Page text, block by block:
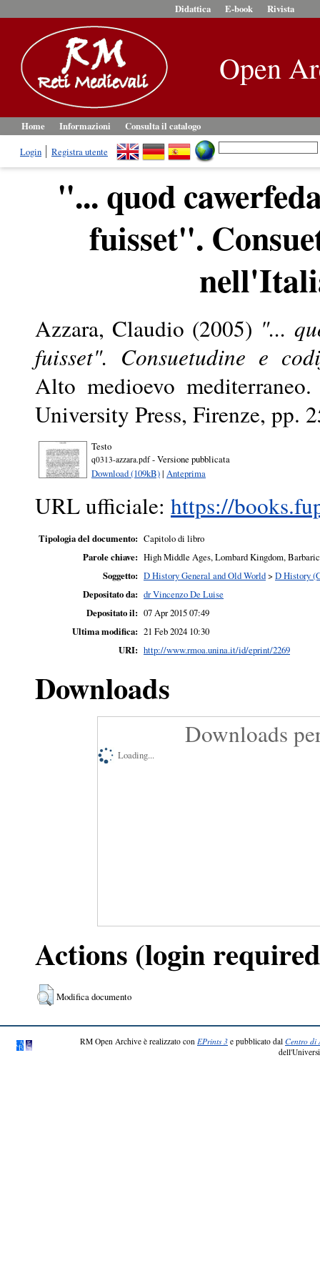
Didattica E-book Rivista
Open
Home Informazioni
Consulta il catalogo
Login
Registra utente
"... quod
fuisset".
Azzara, Claudio (2005) "...
fuisset". Consuetudine e
Alto medioevo
University Press, Firenze, pp.
Testo
q0313-azzara.pdf- Versione pubblicata
Download (109kB)| Anteprima
URL ufficiale: https://
Tipologia del documento: Capitolo di libro
Parole chiave: High Middle Ages, Lombard Kingdom,
Soggetto: D History General and Old World> D History
Depositato da: dr Vincenzo De Luise
Depositato il: 07 Apr 2015 07:49
Ultima modifica: 21 Feb 2024 10:30
URI: http://www.rmoa.unina.it/id/eprint/2269
Downloads
Downloads
Loading...
Actions (login
Modifica documento
RM Open Archive è realizzato con EPrints 3 e pubblicato dal Centro di